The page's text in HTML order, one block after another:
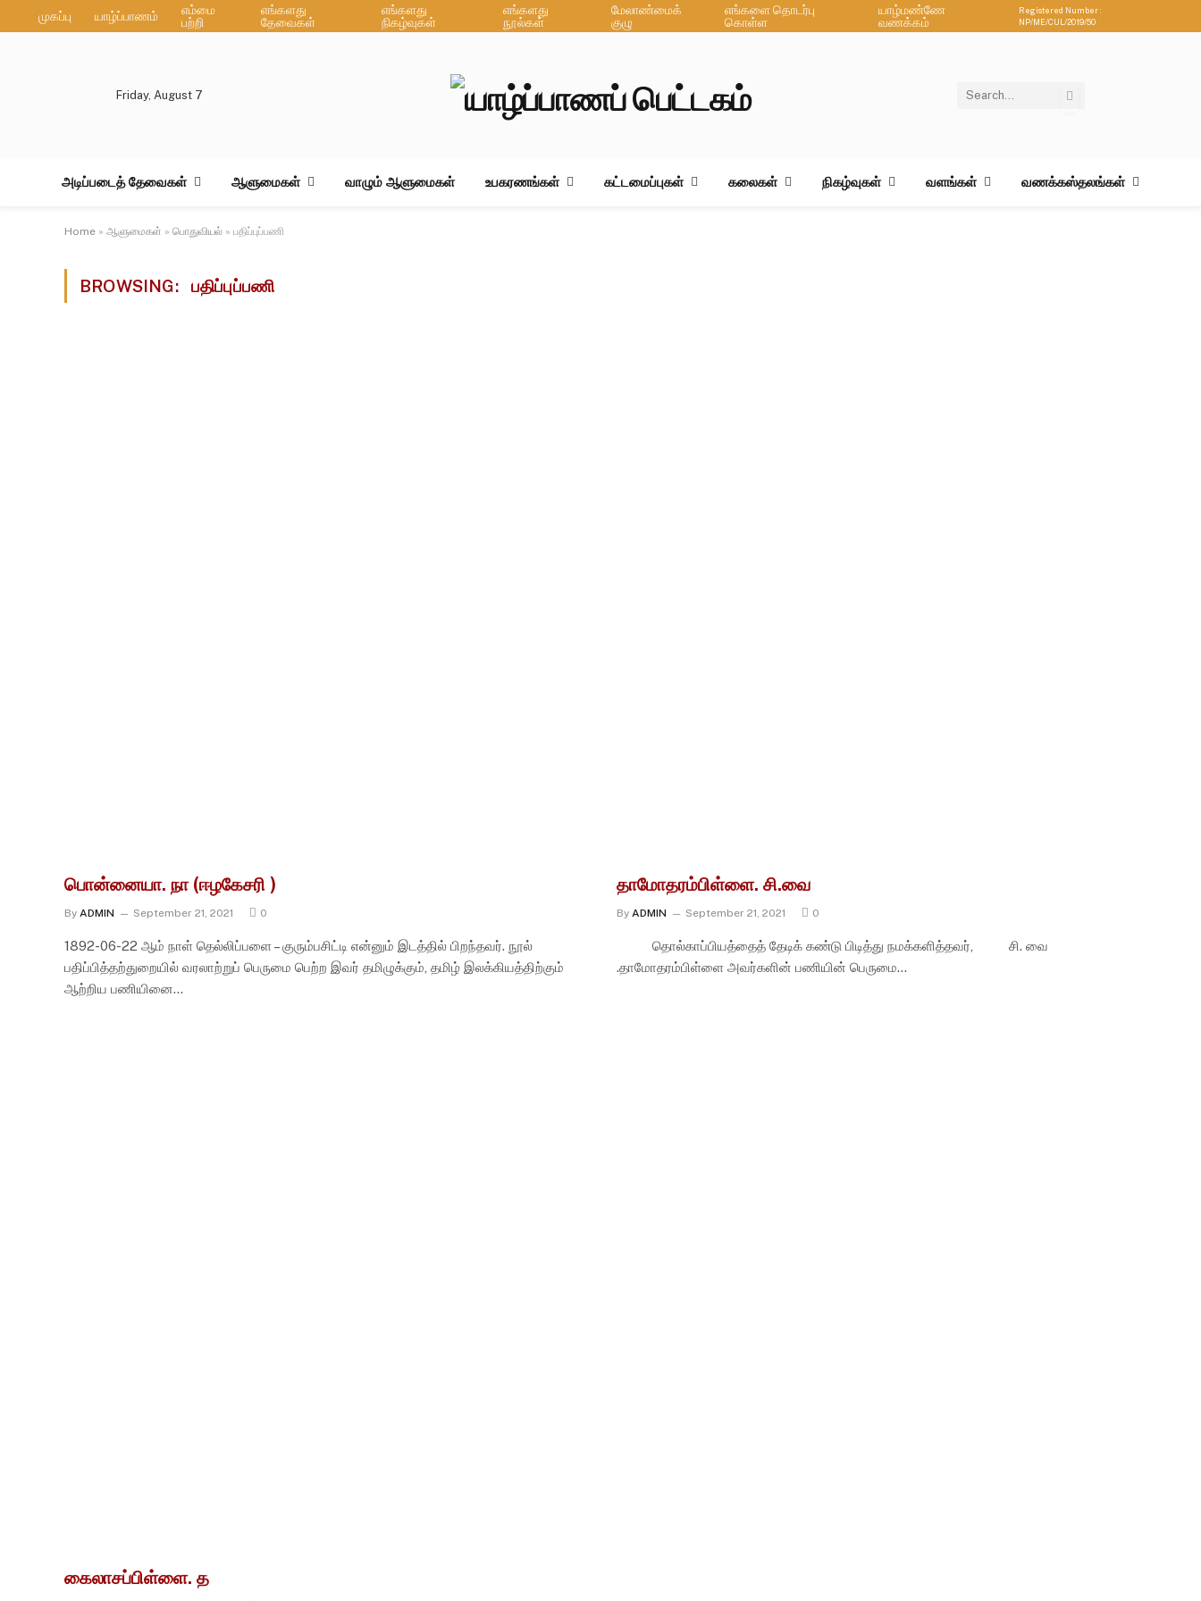
முகப்பு யாழ்ப்பாணம்
எம்மை
பற்றி
எங்களது
தேவைகள்
எங்களது
நிகழ்வுகள்
எங்களது
நூல்கள்
மேலாண்மைக்
குழு
எங்களை தொடர்பு
கொள்ள
யாழ்மண்ணே
வணக்கம்
Registered Number :
NP/ME/CUL/2019/50
Friday, August 7
அடிப்படைத் தேவைகள் ஆளுமைகள் வாழும் ஆளுமைகள் உபகரணங்கள் கட்டமைப்புகள் கலைகள் நிகழ்வுகள் வளங்கள் வணக்கஸ்தலங்கள்
Home » ஆளுமைகள் » பொதுவியல் » பதிப்புப்பணி
BROWSING: பதிப்புப்பணி
பொன்னையா. நா (ஈழகேசரி )
By ADMIN September 21, 2021 0
1892-06-22 ஆம் நாள் தெல்லிப்பளை – குரும்பசிட்டி என்னும் இடத்தில் பிறந்தவர். நூல்
பதிப்பித்தற்துறையில் வரலாற்றுப் பெருமை பெற்ற இவர் தமிழுக்கும், தமிழ் இலக்கியத்திற்கும்
ஆற்றிய பணியினை…
தாமோதரம்பிள்ளை. சி.வை
By ADMIN September 21, 2021 0
தொல்காப்பியத்தைத் தேடிக் கண்டு பிடித்து நமக்களித்தவர், சி. வை
.தாமோதரம்பிள்ளை அவர்களின் பணியின் பெருமை…
கைலாசப்பிள்ளை. த